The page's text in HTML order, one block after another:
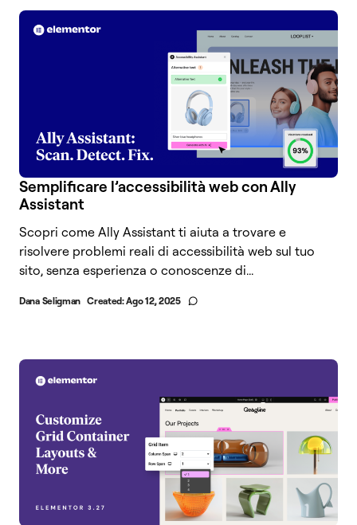
Semplificare l’accessibilità web con Ally
Assistant
Scopri come Ally Assistant ti aiuta a trovare e
risolvere problemi reali di accessibilità web sul tuo
sito, senza esperienza o conoscenze di...
Dana Seligman Created:Ago 12, 2025